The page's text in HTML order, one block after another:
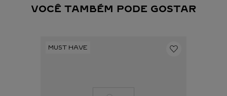
VOCÊ TAMBÉM PODE GOSTAR